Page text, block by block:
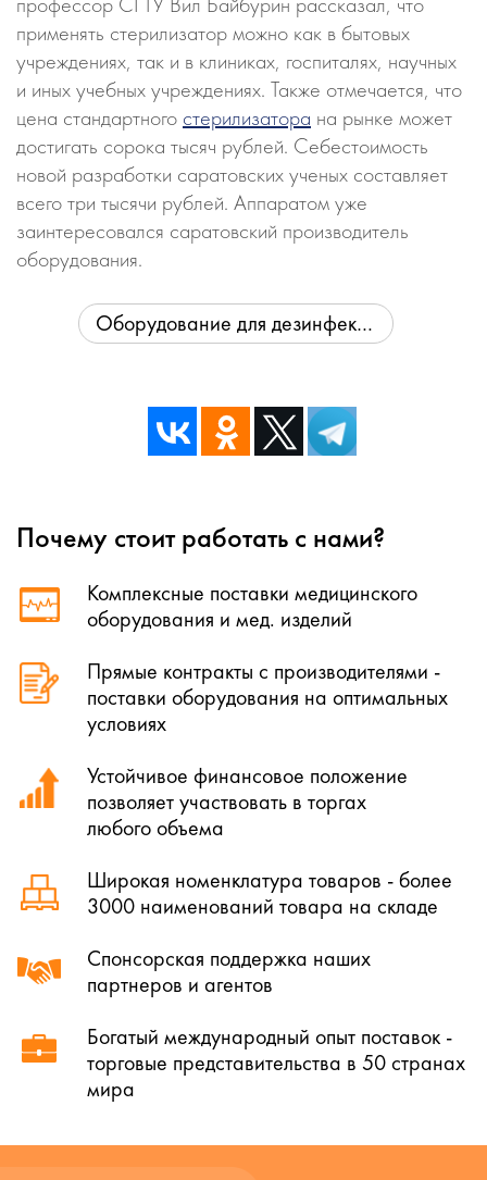
применять стерилизатор можно как в бытовых
учреждениях, так и в клиниках, госпиталях, научных
и иных учебных учреждениях. Также отмечается, что
цена стандартного стерилизатора на рынке может
достигать сорока тысяч рублей. Себестоимость
новой разработки саратовских ученых составляет
всего три тысячи рублей. Аппаратом уже
заинтересовался саратовский производитель
оборудования.
Оборудование для дезинфекции и стерилизации
Почему стоит работать с нами?
Комплексные поставки медицинского
оборудования и мед. изделий
Прямые контракты с производителями -
поставки оборудования на оптимальных
условиях
Устойчивое финансовое положение
позволяет участвовать в торгах
любого объема
Широкая номенклатура товаров - более
3000 наименований товара на складе
Спонсорская поддержка наших
партнеров и агентов
Богатый международный опыт поставок -
торговые представительства в 50 странах
мира